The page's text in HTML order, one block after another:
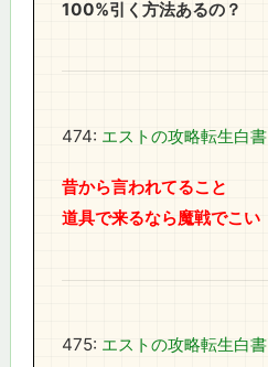
100%引く方法あるの？
474: エストの攻略転生白書
昔から言われてること
道具で来るなら魔戦でこい
475: エストの攻略転生白書